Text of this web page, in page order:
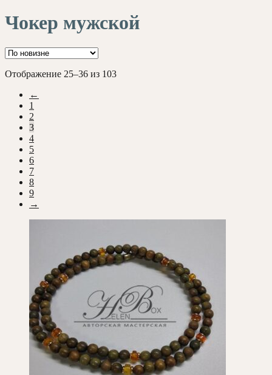
Чокер мужской
Отображение 25–36 из 103Сортировка:
←
1
2
3
4
5
6
7
8
9
→